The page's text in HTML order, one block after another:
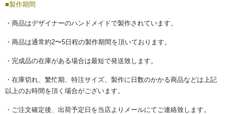
■製作期間
・商品はデザイナーのハンドメイドで製作されています。
・商品は通常約2〜5日程の製作期間を頂いております。
・完成品の在庫がある場合は最短で発送致します。
・在庫切れ、繁忙期、特注サイズ、製作に日数のかかる商品などは上記
以上のお時間を頂く場合がございます。
・ご注文確定後、出荷予定日を当店よりメールにてご連絡致します。